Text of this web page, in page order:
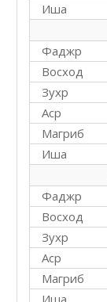
Иша
Фаджр
Восход
Зухр
Аср
Магриб
Иша
Фаджр
Восход
Зухр
Аср
Магриб